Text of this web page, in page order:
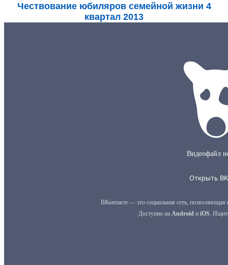
Чествование юбиляров семейной жизни 4
квартал 2013